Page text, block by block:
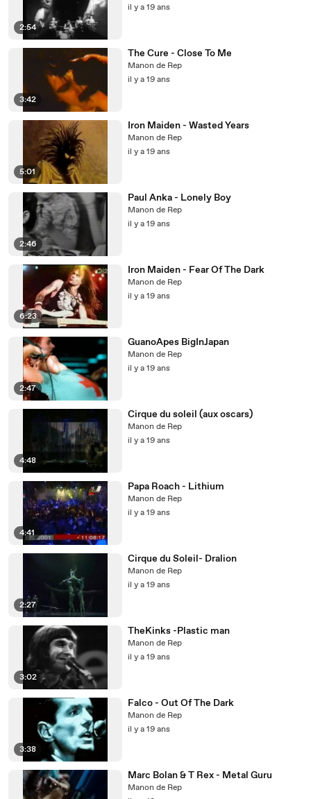
2:54
il y a 19 ans
3:42
The Cure - Close To Me
Manon de Rep
il y a 19 ans
5:01
Iron Maiden - Wasted Years
Manon de Rep
il y a 19 ans
2:46
Paul Anka - Lonely Boy
Manon de Rep
il y a 19 ans
6:23
Iron Maiden - Fear Of The Dark
Manon de Rep
il y a 19 ans
2:47
GuanoApes BigInJapan
Manon de Rep
il y a 19 ans
4:48
Cirque du soleil (aux oscars)
Manon de Rep
il y a 19 ans
4:41
Papa Roach - Lithium
Manon de Rep
il y a 19 ans
2:27
Cirque du Soleil- Dralion
Manon de Rep
il y a 19 ans
3:02
TheKinks -Plastic man
Manon de Rep
il y a 19 ans
3:38
Falco - Out Of The Dark
Manon de Rep
il y a 19 ans
Marc Bolan & T Rex - Metal Guru
Manon de Rep